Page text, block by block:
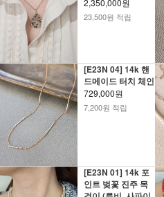
23,500원 적립
[E23N 04] 14k 핸
드메이드 터치 체인
729,000원
7,200원 적립
[E23N 01] 14k 포
인트 벚꽃 진주 목